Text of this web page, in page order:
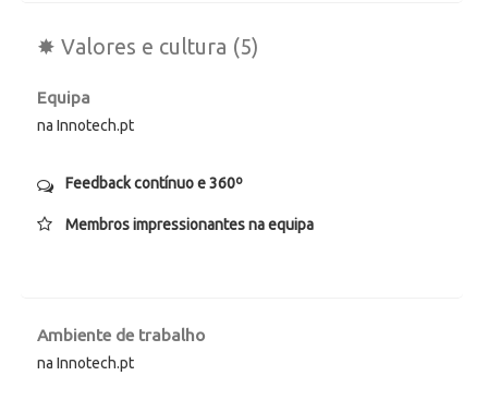
✸ Valores e cultura (5)
Equipa
na Innotech.pt
Feedback contínuo e 360º
Membros impressionantes na equipa
Ambiente de trabalho
na Innotech.pt